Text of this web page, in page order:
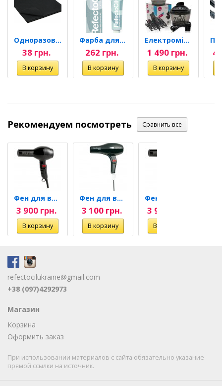
Одноразовий рушник, чорний,...
38 грн.
Фарба для брів та вій...
262 грн.
Електроміксер для...
1 490 грн. 4
Рекомендуем посмотреть
Фен для волосся TURBODRYER...
3 900 грн.
Фен для волосся Comair Top...
3 100 грн. 3 900 грн.
refectocilukraine@gmail.com
+38 (097)4292973
Магазин
Корзина
Оформить заказ
При использовании материалов с сайта обязательно указание
прямой ссылки на источник.